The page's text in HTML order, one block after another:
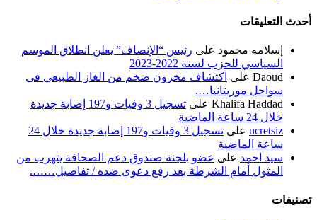
أحدث التعليقات
إسلامه محمود على رئيس “الإنصاف” يعلن انطلاق الموسم
السياسي للحزب لسنة 2022-2023
Daoud على اكتشاف مخزون ضخم من الغاز الطبيعي في
سواحل موريتانيا….
Khalifa Haddad على
تسجيل 3 وفيات و197 إصابة جديدة
خلال 24 ساعة الماضية
ucretsiz على
تسجيل 3 وفيات و197 إصابة جديدة خلال 24
ساعة الماضية
سيد احمد على عضو بلجنة صندوق دعم الصحافة يتهرب من
المثول أمام الشرطة بعد رفع دعوى ضده / تفاصيل…….
تصنيفات